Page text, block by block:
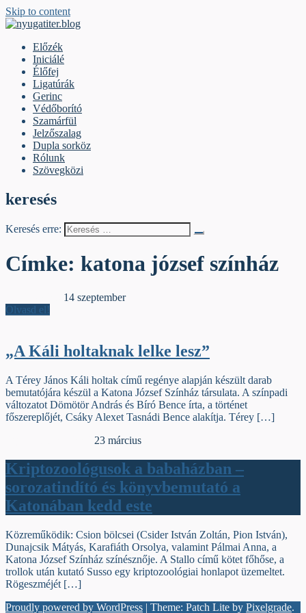
Skip to content
Előzék
Iniciálé
Élőfej
Ligatúrák
Gerinc
Védőborító
Szamárfül
Jelzőszalag
Dupla sorköz
Rólunk
Szövegközi
keresés
Keresés erre:
Címke: katona józsef színház
14 szeptember
Olvasd el!
„A Káli holtaknak lelke lesz”
A Térey János Káli holtak című regénye alapján készült darab
bemutatójára készül a Katona József Színház társulata. A színpadi
változatot Dömötör András és Bíró Bence írta, a történet
főszereplőjét, Csáky Alexet Tasnádi Bence alakítja. Térey […]
23 március
Kriptozoológusok a babaházban –
sorozatindító és könyvbemutató a
Katonában kedd este
Közreműködik: Csion bölcsei (Csider István Zoltán, Pion István),
Dunajcsik Mátyás, Karafiáth Orsolya, valamint Pálmai Anna, a
Katona József Színház színésznője. A Stallo című kötet főhőse, a
trollok után kutató Susso egy kriptozoológiai honlapot üzemeltet.
Rögeszméjét […]
Proudly powered by WordPress | Theme: Patch Lite by Pixelgrade.